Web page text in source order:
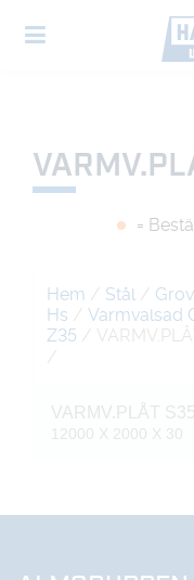
=
Hem / Stål /
Hs / Varmvalsad
Z35 /
/
VARMV.PLÅT
12000 X 2000 X 30